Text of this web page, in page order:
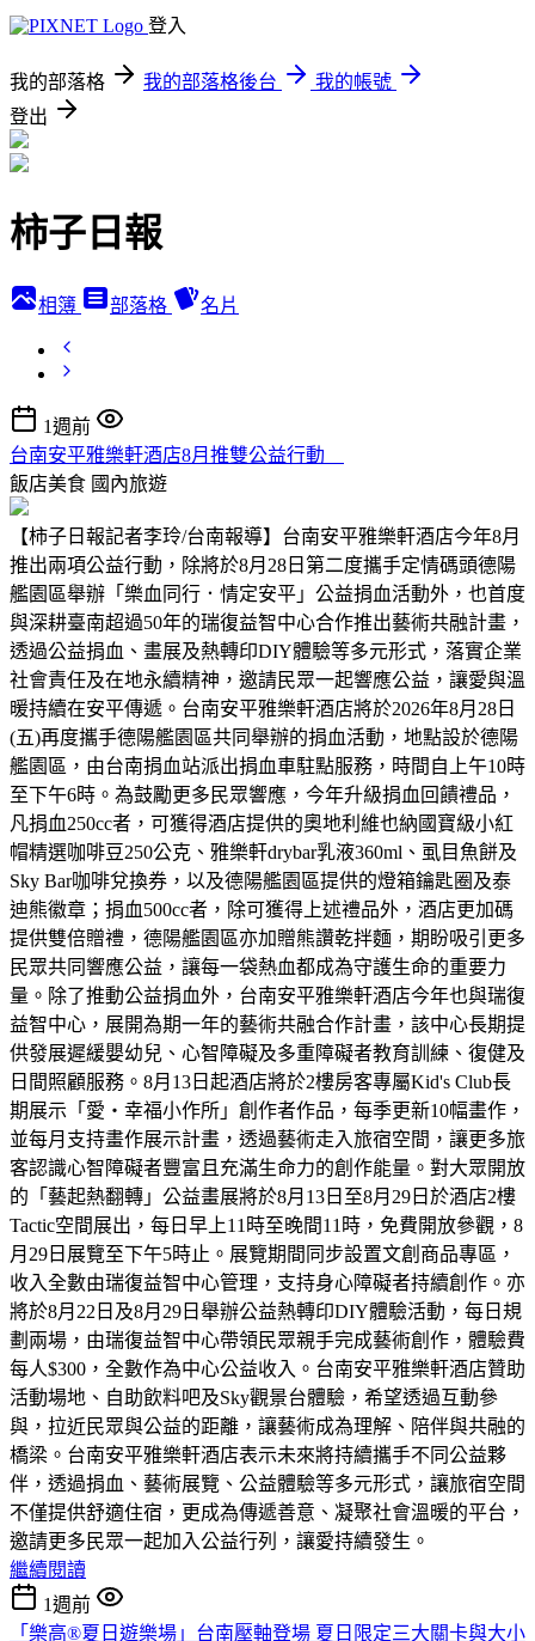
登入
我的部落格 我的部落格後台
我的帳號
登出
柿子日報
相簿 部落格 名片
1週前
台南安平雅樂軒酒店8月推雙公益行動
飯店美食 國內旅遊
【柿子日報記者李玲/台南報導】台南安平雅樂軒酒店今年8月
推出兩項公益行動，除將於8月28日第二度攜手定情碼頭德陽
艦園區舉辦「樂血同行．情定安平」公益捐血活動外，也首度
與深耕臺南超過50年的瑞復益智中心合作推出藝術共融計畫，
透過公益捐血、畫展及熱轉印DIY體驗等多元形式，落實企業
社會責任及在地永續精神，邀請民眾一起響應公益，讓愛與溫
暖持續在安平傳遞。台南安平雅樂軒酒店將於2026年8月28日
(五)再度攜手德陽艦園區共同舉辦的捐血活動，地點設於德陽
艦園區，由台南捐血站派出捐血車駐點服務，時間自上午10時
至下午6時。為鼓勵更多民眾響應，今年升級捐血回饋禮品，
凡捐血250cc者，可獲得酒店提供的奧地利維也納國寶級小紅
帽精選咖啡豆250公克、雅樂軒drybar乳液360ml、虱目魚餅及
Sky Bar咖啡兌換券，以及德陽艦園區提供的燈箱鑰匙圈及泰
迪熊徽章；捐血500cc者，除可獲得上述禮品外，酒店更加碼
提供雙倍贈禮，德陽艦園區亦加贈熊讚乾拌麵，期盼吸引更多
民眾共同響應公益，讓每一袋熱血都成為守護生命的重要力
量。除了推動公益捐血外，台南安平雅樂軒酒店今年也與瑞復
益智中心，展開為期一年的藝術共融合作計畫，該中心長期提
供發展遲緩嬰幼兒、心智障礙及多重障礙者教育訓練、復健及
日間照顧服務。8月13日起酒店將於2樓房客專屬Kid's Club長
期展示「愛・幸福小作所」創作者作品，每季更新10幅畫作，
並每月支持畫作展示計畫，透過藝術走入旅宿空間，讓更多旅
客認識心智障礙者豐富且充滿生命力的創作能量。對大眾開放
的「藝起熱翻轉」公益畫展將於8月13日至8月29日於酒店2樓
Tactic空間展出，每日早上11時至晚間11時，免費開放參觀，8
月29日展覽至下午5時止。展覽期間同步設置文創商品專區，
收入全數由瑞復益智中心管理，支持身心障礙者持續創作。亦
將於8月22日及8月29日舉辦公益熱轉印DIY體驗活動，每日規
劃兩場，由瑞復益智中心帶領民眾親手完成藝術創作，體驗費
每人$300，全數作為中心公益收入。台南安平雅樂軒酒店贊助
活動場地、自助飲料吧及Sky觀景台體驗，希望透過互動參
與，拉近民眾與公益的距離，讓藝術成為理解、陪伴與共融的
橋梁。台南安平雅樂軒酒店表示未來將持續攜手不同公益夥
伴，透過捐血、藝術展覽、公益體驗等多元形式，讓旅宿空間
不僅提供舒適住宿，更成為傳遞善意、凝聚社會溫暖的平台，
邀請更多民眾一起加入公益行列，讓愛持續發生。
繼續閱讀
1週前
「樂高®夏日遊樂場」台南壓軸登場 夏日限定三大關卡與大小